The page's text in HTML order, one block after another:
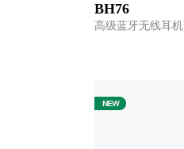
BH76
高级蓝牙无线耳机